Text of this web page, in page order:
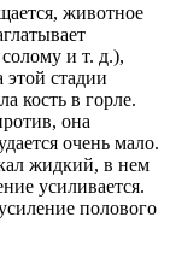
животное
и т. д.),
этой стадии
кость в горле.
она
очень мало.
жидкий, в нем
усиливается.
полового